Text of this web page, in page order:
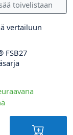
toivelistaan
vertailuun
FSB27